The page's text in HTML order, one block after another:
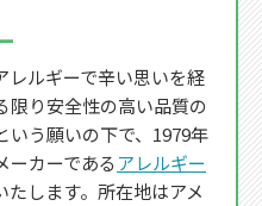
レルギーで辛い思いを経
限り安全性の高い品質の
いう願いの下で、1979年
ーカーである アレルギー
たします。所在地はアメ